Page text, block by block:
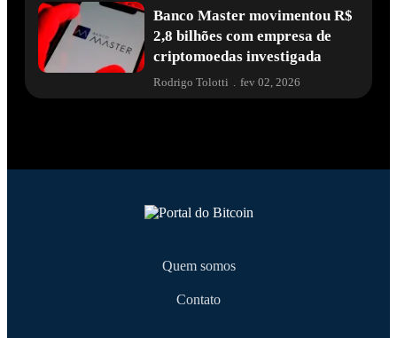
Banco Master movimentou R$
2,8 bilhões com empresa de
criptomoedas investigada
Rodrigo Tolotti fev 02, 2026
Quem somos
Contato